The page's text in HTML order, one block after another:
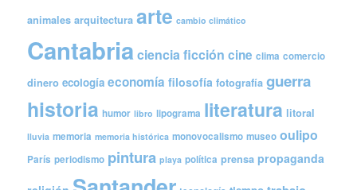
animales arquitectura arte cambio climático
Cantabriaciencia ficción cine clima comercio
dinero ecología economía filosofía fotografía guerra
historia humor libro lipograma literatura litoral
lluvia memoria memoria histórica monovocalismo museo oulipo
París periodismo pintura playa política prensa propaganda